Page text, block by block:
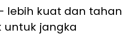
lebih kuat dan tahan
untuk jangka